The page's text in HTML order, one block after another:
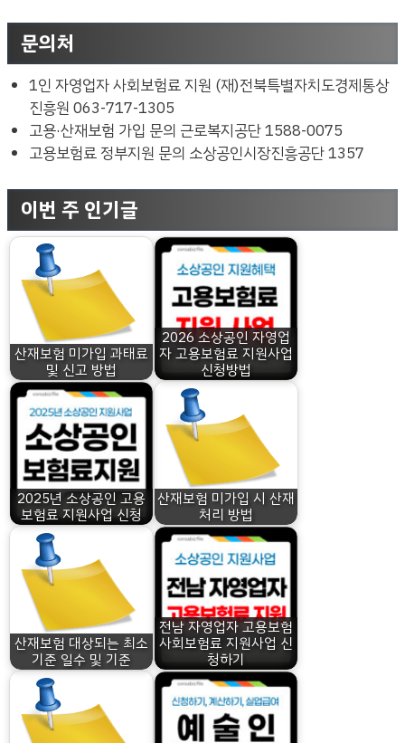
문의처
1인 자영업자 사회보험료 지원 (재)전북특별자치도경제통상
진흥원 063-717-1305
고용·산재보험 가입 문의 근로복지공단 1588-0075
고용보험료 정부지원 문의 소상공인시장진흥공단 1357
이번 주 인기글
산재보험 미가입 과태료
및 신고 방법
2026 소상공인 자영업
자 고용보험료 지원사업
신청방법
2025년 소상공인 고용
보험료 지원사업 신청
산재보험 미가입 시 산재
처리 방법
산재보험 대상되는 최소
기준 일수 및 기준
전남 자영업자 고용보험
사회보험료 지원사업 신
청하기